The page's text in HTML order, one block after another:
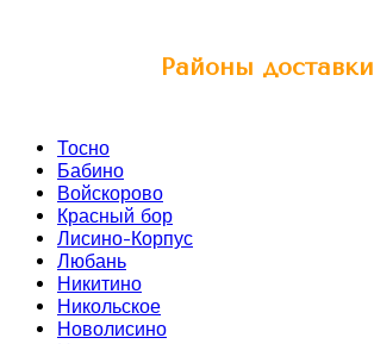
Районы доставки
Тосно
Бабино
Войскорово
Красный бор
Лисино-Корпус
Любань
Никитино
Никольское
Новолисино